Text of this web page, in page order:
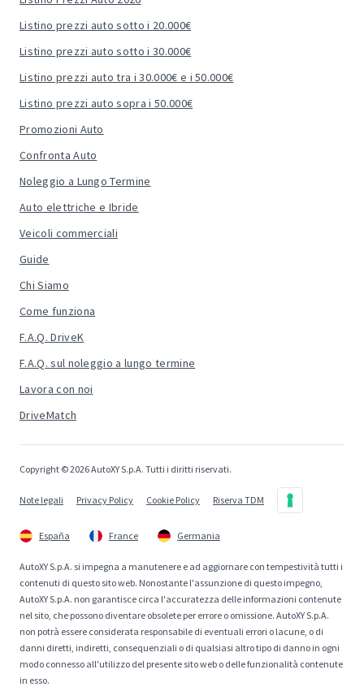
Listino prezzi auto sotto i 20.000€
Listino prezzi auto sotto i 30.000€
Listino prezzi auto tra i 30.000€ e i 50.000€
Listino prezzi auto sopra i 50.000€
Promozioni Auto
Confronta Auto
Noleggio a Lungo Termine
Auto elettriche e Ibride
Veicoli commerciali
Guide
Chi Siamo
Come funziona
F.A.Q. DriveK
F.A.Q. sul noleggio a lungo termine
Lavora con noi
DriveMatch
Copyright © 2026 AutoXY S.p.A. Tutti i diritti riservati.
Note legali Privacy Policy Cookie Policy Riserva TDM
España France Germania
AutoXY S.p.A. si impegna a manutenere e ad aggiornare con tempestività tutti i
contenuti di questo sito web. Nonostante l'assunzione di questo impegno,
AutoXY S.p.A. non garantisce circa l'accuratezza delle informazioni contenute
nel sito, che possono diventare obsolete per errore o omissione. AutoXY S.p.A.
non potrà essere considerata responsabile di eventuali errori o lacune, o di
danni diretti, indiretti, consequenziali o di qualsiasi altro tipo di danno in ogni
modo connesso all'utilizzo del presente sito web o delle funzionalità contenute
in esso.